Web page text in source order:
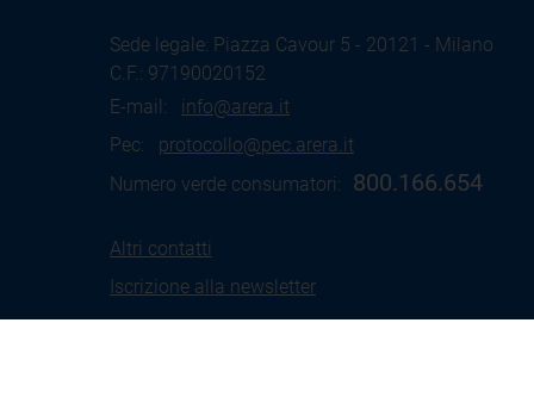
Sede legale: Piazza Cavour 5 - 20121 - Milano
C.F.: 97190020152
E-mail: info@arera.it
Pec: protocollo@pec.arera.it
Numero verde consumatori:
800.166.654
Altri contatti
Iscrizione alla newsletter